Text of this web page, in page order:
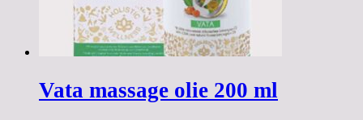
Vata massage olie 200 ml